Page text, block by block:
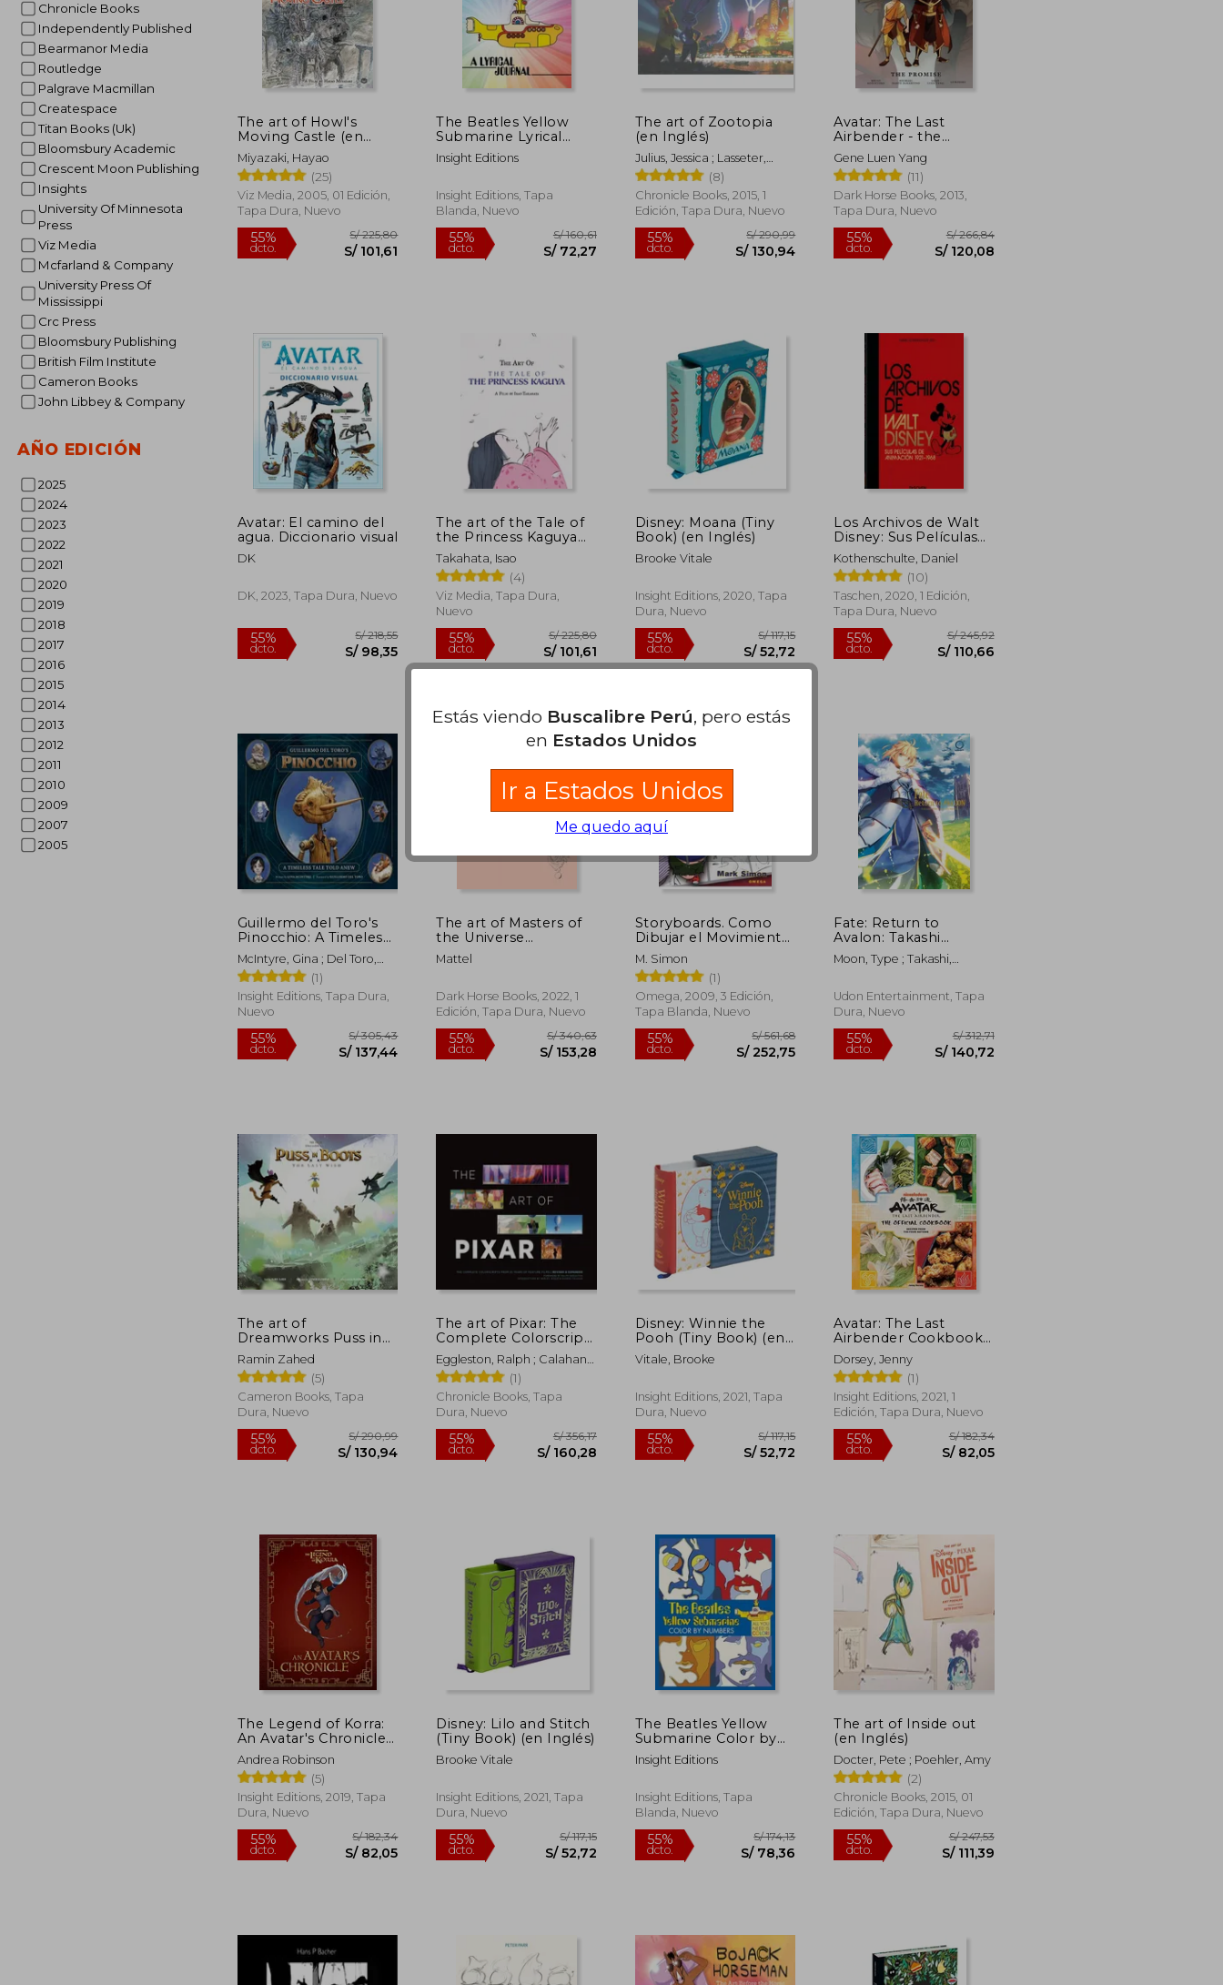
Chronicle Books
Independently Published
Bearmanor Media
Routledge
Palgrave Macmillan
Createspace
Titan Books (Uk)
Bloomsbury Academic
Crescent Moon Publishing
Insights
University Of Minnesota
Press
Viz Media
Mcfarland & Company
University Press Of
Mississippi
Crc Press
Bloomsbury Publishing
British Film Institute
Cameron Books
John Libbey & Company
AÑO EDICIÓN
2025
2024
2023
2022
2021
2020
2019
2018
2017
2016
2015
2014
2013
2012
2011
2010
2009
2007
2005
The art of Howl's
Moving Castle (en
Inglés)
Miyazaki, Hayao
(25)
Viz Media, 2005, 01 Edición,
Tapa Dura, Nuevo
55%
dcto.
The Beatles Yellow
Submarine Lyrical
Journal: Guided Self-
Expression for Beatles
Insight Editions
Insight Editions, Tapa
Blanda, Nuevo
The art of Zootopia
(en Inglés)
Julius, Jessica ; Lasseter,
John ; Howard, Byron
(8)
Chronicle Books, 2015, 1
Edición, Tapa Dura, Nuevo
55%
dcto. S/ 130,94
Avatar: The Last
Airbender - the
Promise Library
Edition (en Inglés)
Gene Luen Yang
(11)
Dark Horse Books, 2013,
Tapa Dura, Nuevo
55%
dcto.
Avatar: El camino del
agua. Diccionario visual
DK
DK, 2023, Tapa Dura, Nuevo
55%
dcto. S/ 98,35
The art of the Tale of
the Princess Kaguya
(en Inglés)
Takahata, Isao
(4)
Viz Media, Tapa Dura,
Nuevo
dcto. S/ 101,61
Disney: Moana (Tiny
Book) (en Inglés)
Brooke Vitale
Insight Editions, 2020, Tapa
Dura, Nuevo
dcto.
S/ 117,15
S/ 52,72
Los Archivos de Walt
Disney: Sus Películas
de Animación – 40Th
Anniversary Edition
Kothenschulte, Daniel
(10)
Taschen, 2020, 1 Edición,
Tapa Dura, Nuevo
55%
dcto.
Guillermo del Toro's
Pinocchio: A Timeless
Tale Told Anew (en
Inglés)
McIntyre, Gina ; Del Toro,
Guillermo
(1)
Insight Editions, Tapa Dura,
Nuevo
55% S/ 305,43
The art of Masters of
the Universe
Revelation (en Inglés)
Mattel
Dark Horse Books, 2022, 1
Edición, Tapa Dura, Nuevo
55% S/ 340,63
Storyboards. Como
Dibujar el Movimiento
(Tercera Edicion)
M. Simon
(1)
Omega, 2009, 3 Edición,
Tapa Blanda, Nuevo
55% S/ 561,68
Fate: Return to
Avalon: Takashi
Takeuchi Art Works
(en Inglés)
Moon, Type ; Takashi,
Udon Entertainment, Tapa
Dura, Nuevo
55%
The art of
Dreamworks Puss in
Boots: The Last Wish
(en Inglés)
Ramin Zahed
(5)
Cameron Books, Tapa
Dura, Nuevo
55%
dcto.
S/ 290,99
S/ 130,94
The art of Pixar: The
Complete Colorscripts
From 25 Years of
Feature Films (Revised
and Expanded) (en
Inglés)
Eggleston, Ralph ; Calahan,
Sharon ; Jessup, Harley
(1)
Chronicle Books, Tapa
Dura, Nuevo
55%
dcto.
S/ 356,17
S/ 160,28
Disney: Winnie the
Pooh (Tiny Book) (en
Inglés)
Vitale, Brooke
Insight Editions, 2021, Tapa
Dura, Nuevo
55% S/ 117,15
S/ 52,72
Avatar: The Last
Airbender Cookbook:
Official Recipes From
the Four Nations: The
Official Cookbook:
Recipes From the
Four Nations (en
Dorsey, Jenny
(1)
Insight Editions, 2021, 1
Edición, Tapa Dura, Nuevo
dcto.
The Legend of Korra:
An Avatar's Chronicle
(en Inglés)
Andrea Robinson
(5)
Insight Editions, 2019, Tapa
Dura, Nuevo
Disney: Lilo and Stitch
(Tiny Book) (en Inglés)
Brooke Vitale
Insight Editions, 2021, Tapa
Dura, Nuevo
The Beatles Yellow
Submarine Color by
Numbers (en Inglés)
Insight Editions
Insight Editions, Tapa
Blanda, Nuevo
The art of Inside out
(en Inglés)
Docter, Pete ; Poehler, Amy
(2)
Chronicle Books, 2015, 01
Edición, Tapa Dura, Nuevo
Estás viendo Buscalibre Perú, pero estás
en Estados Unidos
Ir a Estados Unidos
Me quedo aquí